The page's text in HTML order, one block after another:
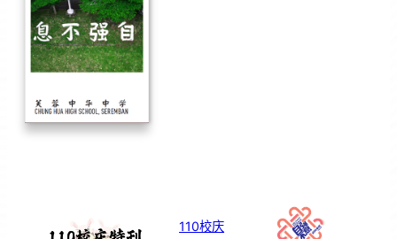
110校庆